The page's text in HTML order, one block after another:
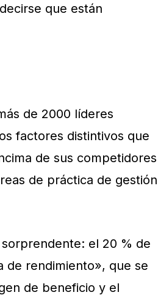
que están
de 2000 líderes
factores distintivos que
de sus
de práctica de gestión
el 20 % de
de rendimiento», que se
de beneficio y el